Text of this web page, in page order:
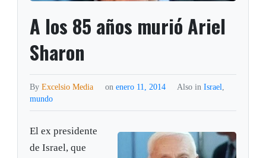
A los 85 años murió Ariel
Sharon
ByExcelsio Media on enero 11, 2014 Also in Israel,
mundo
El ex presidente
de Israel, que